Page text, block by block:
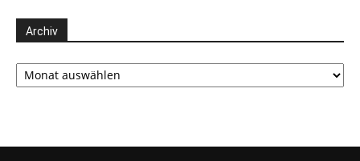
Archiv
Archiv